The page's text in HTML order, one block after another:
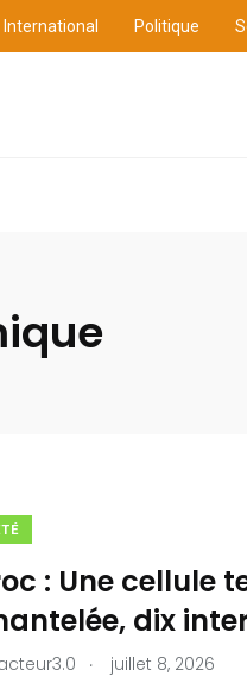
International Politique
: Une cellule
dix
. juillet 8, 2026